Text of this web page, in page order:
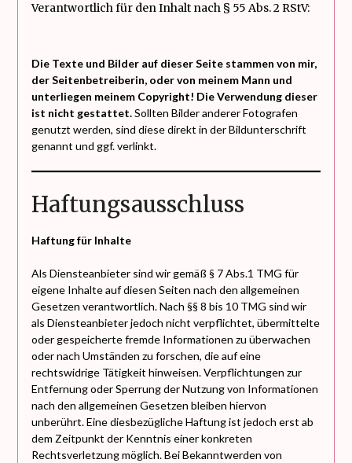
Verantwortlich für den Inhalt nach § 55 Abs. 2 RStV:
Die Texte und Bilder auf dieser Seite stammen von mir,
der Seitenbetreiberin, oder von meinem Mann und
unterliegen meinem Copyright! Die Verwendung dieser
ist nicht gestattet.Sollten Bilder anderer Fotografen
genutzt werden, sind diese direkt in der Bildunterschrift
genannt und ggf. verlinkt.
Haftungsausschluss
Haftung für Inhalte
Als Diensteanbieter sind wir gemäß § 7 Abs.1 TMG für
eigene Inhalte auf diesen Seiten nach den allgemeinen
Gesetzen verantwortlich. Nach §§ 8 bis 10 TMG sind wir
als Diensteanbieter jedoch nicht verpflichtet, übermittelte
oder gespeicherte fremde Informationen zu überwachen
oder nach Umständen zu forschen, die auf eine
rechtswidrige Tätigkeit hinweisen. Verpflichtungen zur
Entfernung oder Sperrung der Nutzung von Informationen
nach den allgemeinen Gesetzen bleiben hiervon
unberührt. Eine diesbezügliche Haftung ist jedoch erst ab
dem Zeitpunkt der Kenntnis einer konkreten
Rechtsverletzung möglich. Bei Bekanntwerden von